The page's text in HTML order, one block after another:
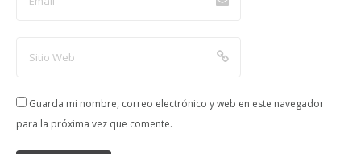
Guarda mi nombre, correo electrónico y web en este navegador
para la próxima vez que comente.